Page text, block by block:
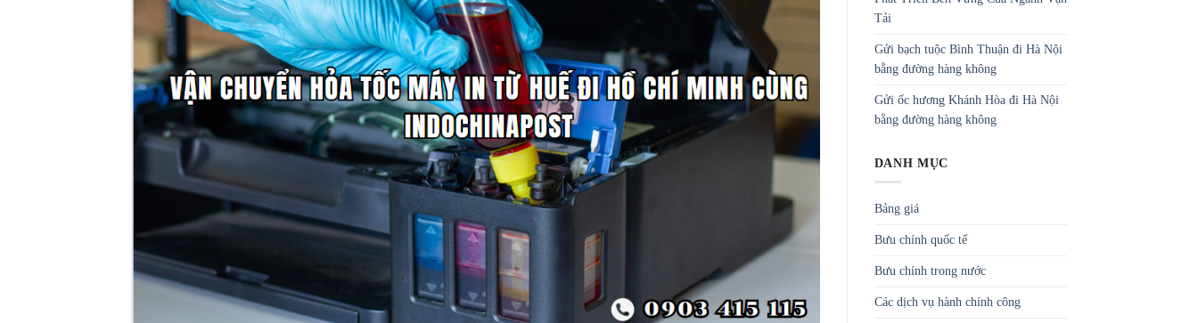
Tải
Gửi bạch tuộc Bình Thuận đi Hà Nội
bằng đường hàng không
Gửi ốc hương Khánh Hòa đi Hà Nội
bằng đường hàng không
DANH MỤC
Bảng giá
Bưu chính quốc tế
Bưu chính trong nước
Các dịch vụ hành chính công